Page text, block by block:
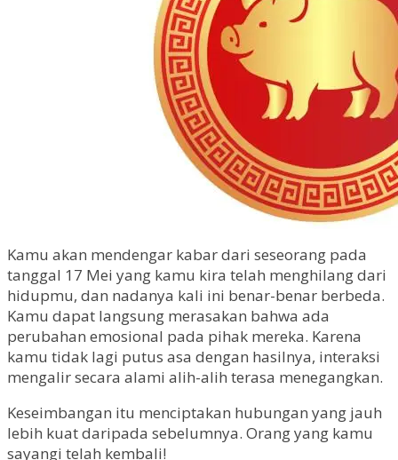
Kamu akan mendengar kabar dari seseorang pada
tanggal 17 Mei yang kamu kira telah menghilang dari
hidupmu, dan nadanya kali ini benar-benar berbeda.
Kamu dapat langsung merasakan bahwa ada
perubahan emosional pada pihak mereka. Karena
kamu tidak lagi putus asa dengan hasilnya, interaksi
mengalir secara alami alih-alih terasa menegangkan.
Keseimbangan itu menciptakan hubungan yang jauh
lebih kuat daripada sebelumnya. Orang yang kamu
sayangi telah kembali!